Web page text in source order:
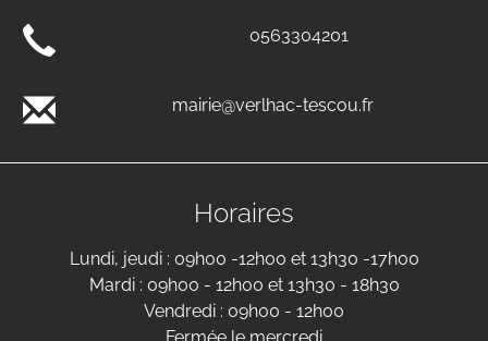
0563304201
mairie@verlhac-tescou.fr
Horaires
Lundi, jeudi : 09h00 -12h00 et 13h30 -17h00
Mardi : 09h00 - 12h00 et 13h30 - 18h30
Vendredi : 09h00 - 12h00